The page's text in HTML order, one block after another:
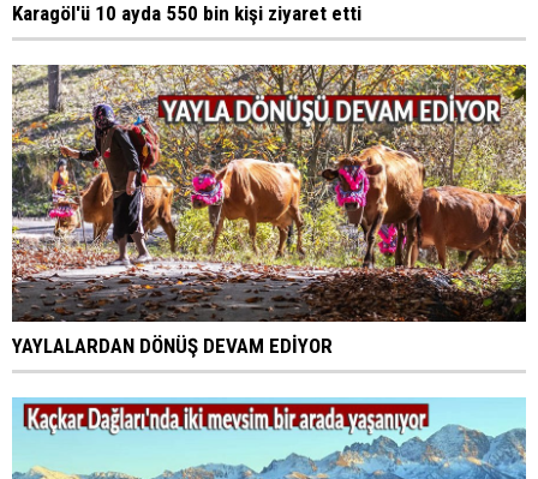
Karagöl'ü 10 ayda 550 bin kişi ziyaret etti
YAYLALARDAN DÖNÜŞ DEVAM EDİYOR